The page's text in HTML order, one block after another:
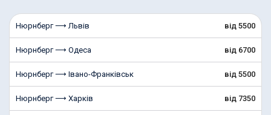
Нюрнберг ⟶ Львів від 5500
Нюрнберг ⟶ Одеса від 6700
Нюрнберг ⟶ Івано-Франківськ від 5500
Нюрнберг ⟶ Харків від 7350